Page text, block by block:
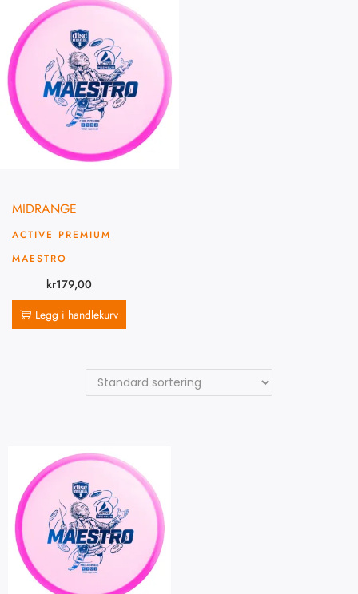
MIDRANGE
ACTIVE PREMIUM
MAESTRO
kr179,00
Legg i handlekurv